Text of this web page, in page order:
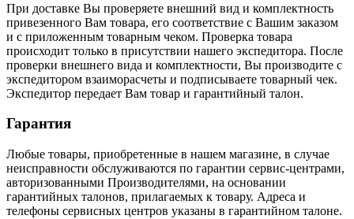
При доставке Вы проверяете внешний вид и комплектность
привезенного Вам товара, его соответствие с Вашим заказом
и с приложенным товарным чеком. Проверка товара
происходит только в присутствии нашего экспедитора. После
проверки внешнего вида и комплектности, Вы производите с
экспедитором взаиморасчеты и подписываете товарный чек.
Экспедитор передает Вам товар и гарантийный талон.
Гарантия
Любые товары, приобретенные в нашем магазине, в случае
неисправности обслуживаются по гарантии сервис-центрами,
авторизованными Производителями, на основании
гарантийных талонов, прилагаемых к товару. Адреса и
телефоны сервисных центров указаны в гарантийном талоне.